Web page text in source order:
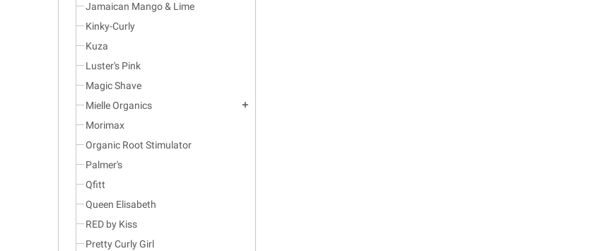
Jamaican Mango & Lime
Kinky-Curly
Kuza
Luster's Pink
Magic Shave
Mielle Organics
add
Morimax
Organic Root Stimulator
Palmer's
Qfitt
Queen Elisabeth
RED by Kiss
Pretty Curly Girl